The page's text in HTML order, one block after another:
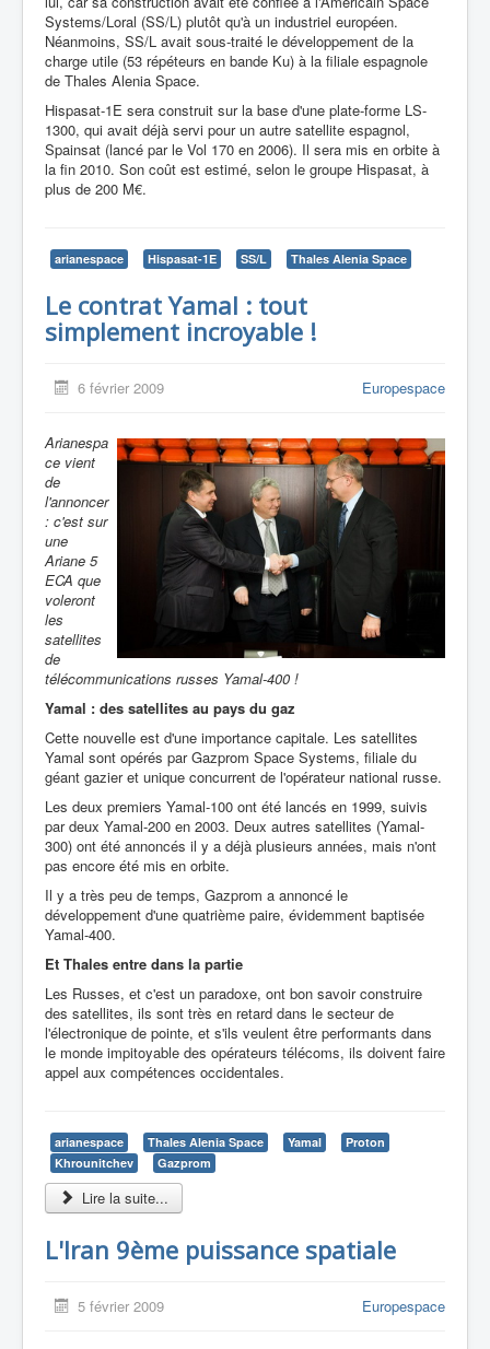
Systems/Loral (SS/L) plutôt qu'à un industriel européen.
Néanmoins, SS/L avait sous-traité le développement de la
charge utile (53 répéteurs en bande Ku) à la filiale espagnole
de Thales Alenia Space.
Hispasat-1E sera construit sur la base d'une plate-forme LS-
1300, qui avait déjà servi pour un autre satellite espagnol,
Spainsat (lancé par le Vol 170 en 2006). Il sera mis en orbite à
la fin 2010. Son coût est estimé, selon le groupe Hispasat, à
plus de 200 M€.
arianespace Hispasat-1E SS/L Thales Alenia Space
Le contrat Yamal : tout
simplement incroyable !
6 février 2009 Europespace
Arianespa
ce vient
de
l'annoncer
: c'est sur
une
Ariane 5
ECA que
voleront
les
satellites
de
télécommunications russes Yamal-400 !
Yamal : des satellites au pays du gaz
Cette nouvelle est d'une importance capitale. Les satellites
Yamal sont opérés par Gazprom Space Systems, filiale du
géant gazier et unique concurrent de l'opérateur national russe.
Les deux premiers Yamal-100 ont été lancés en 1999, suivis
par deux Yamal-200 en 2003. Deux autres satellites (Yamal-
300) ont été annoncés il y a déjà plusieurs années, mais n'ont
pas encore été mis en orbite.
Il y a très peu de temps, Gazprom a annoncé le
développement d'une quatrième paire, évidemment baptisée
Yamal-400.
Et Thales entre dans la partie
Les Russes, et c'est un paradoxe, ont bon savoir construire
des satellites, ils sont très en retard dans le secteur de
l'électronique de pointe, et s'ils veulent être performants dans
le monde impitoyable des opérateurs télécoms, ils doivent faire
appel aux compétences occidentales.
arianespace Thales Alenia Space Yamal
Proton
Khrounitchev
Gazprom
Lire la suite...
L'Iran 9ème puissance spatiale
5 février 2009 Europespace